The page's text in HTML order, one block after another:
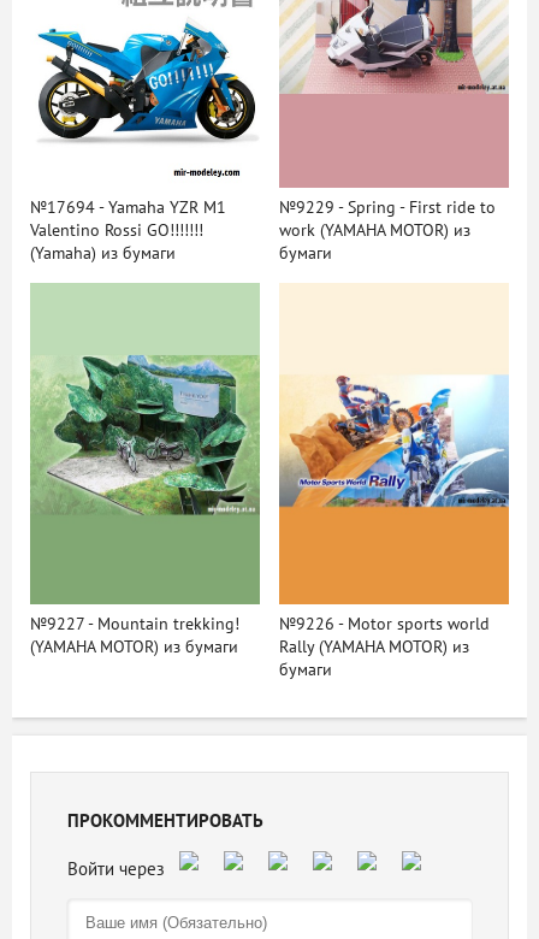
№17694 - Yamaha YZR M1
Valentino Rossi GO!!!!!!!
(Yamaha) из бумаги
№9229 - Spring - First ride to
work (YAMAHA MOTOR) из
бумаги
№9227 - Mountain trekking!
(YAMAHA MOTOR) из бумаги
№9226 - Motor sports world
Rally (YAMAHA MOTOR) из
бумаги
ПРОКОММЕНТИРОВАТЬ